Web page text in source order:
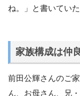
ね。」と書いてい
家族構成は仲
前田公輝さんのご
ん、お母さん、兄